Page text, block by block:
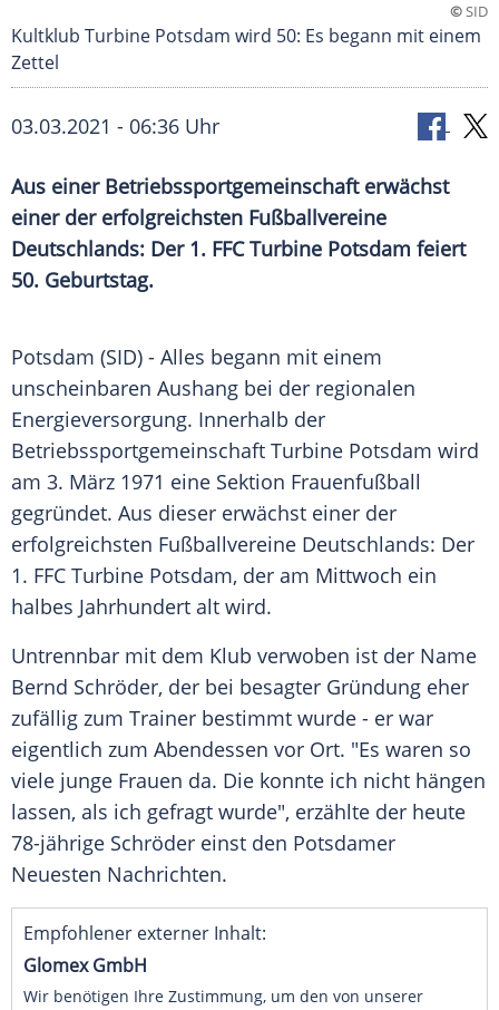
©SID
Kultklub Turbine Potsdam wird 50: Es begann mit einem
Zettel
03.03.2021 - 06:36 Uhr
Aus einer Betriebssportgemeinschafterwächst
einer der erfolgreichsten Fußballvereine
Deutschlands: Der 1. FFC Turbine Potsdam feiert
50. Geburtstag.
Potsdam (SID) - Alles begann mit einem
unscheinbaren Aushang bei der regionalen
Energieversorgung. Innerhalb der
Betriebssportgemeinschaft Turbine Potsdam wird
am 3. März 1971 eine Sektion Frauenfußball
gegründet. Aus dieser erwächst einer der
erfolgreichsten Fußballvereine Deutschlands: Der
1. FFC Turbine Potsdam, der am Mittwoch ein
halbes Jahrhundert alt wird.
Untrennbar mit dem Klub verwoben ist der Name
Bernd Schröder, der bei besagter Gründung eher
zufällig zum Trainer bestimmt wurde - er war
eigentlich zum Abendessen vor Ort. "Es waren so
viele junge Frauen da. Die konnte ich nicht hängen
lassen, als ich gefragt wurde", erzählte der heute
78-jährige Schröder einst den Potsdamer
Neuesten Nachrichten.
Empfohlener externer Inhalt:
Glomex GmbH
Wir benötigen Ihre Zustimmung, um den von unserer